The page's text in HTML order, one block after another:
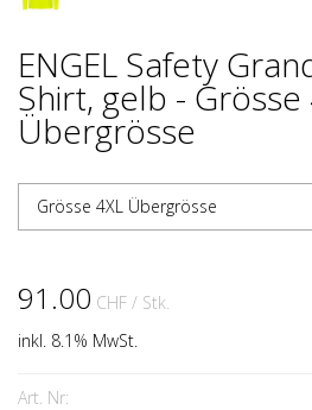
ENGEL Safety
Shirt, gelb - Grösse
Übergrösse
Grösse 4XL Übergrösse
91.00 CHF / Stk.
inkl. 8.1% MwSt.
Art. Nr: